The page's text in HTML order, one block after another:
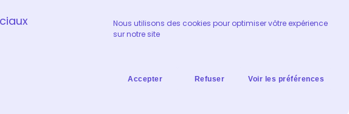
Nous utilisons des cookies pour optimiser vôtre expérience
sur notre site
Accepter Refuser Voir les préférences